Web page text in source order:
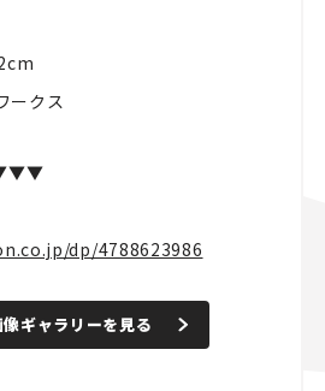
ークス
▼▼▼
dp/4788623986
ギャラリーを見る